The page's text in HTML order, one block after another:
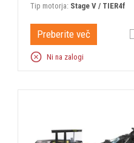
Tip motorja: Stage V / TIER4f
Preberite več
Ni na zalogi